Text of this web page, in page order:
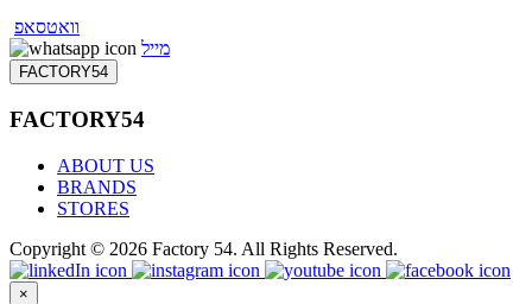
וואטסאפ
מייל
FACTORY54
FACTORY54
ABOUT US
BRANDS
STORES
Copyright © 2026 Factory 54. All Rights Reserved.
×